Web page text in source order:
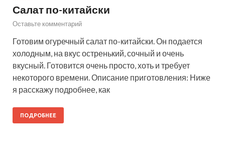
Салат по-китайски
Оставьте комментарий
Готовим огуречный салат по-китайски. Он подается
холодным, на вкус остренький, сочный и очень
вкусный. Готовится очень просто, хоть и требует
некоторого времени. Описание приготовления: Ниже
я расскажу подробнее, как
ПОДРОБНЕЕ